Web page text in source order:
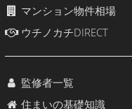
マンション物件相場
ウチノカチDIRECT
監修者一覧
住まいの基礎知識